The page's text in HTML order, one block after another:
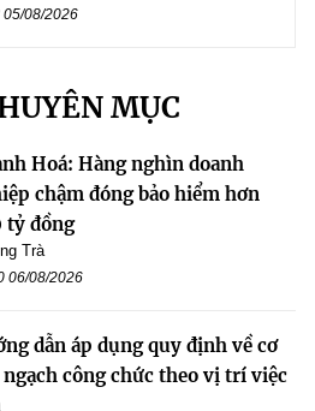
05/08/2026
MỤC
Hoá: Hàng nghìn doanh
chậm đóng bảo hiểm hơn
tỷ đồng
Trà
06/08/2026
dẫn áp dụng quy định về cơ
ngạch công chức theo vị trí việc